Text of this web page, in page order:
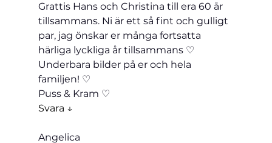
Grattis Hans och Christina till era 60 år
tillsammans. Ni är ett så fint och gulligt
par, jag önskar er många fortsatta
härliga lyckliga år tillsammans ♡
Underbara bilder på er och hela
familjen! ♡
Puss & Kram ♡
Svara ↓
Angelica